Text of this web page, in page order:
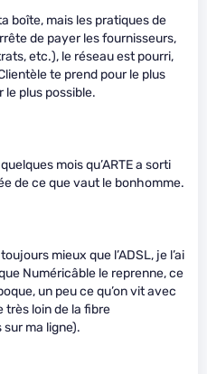
boîte, mais les pratiques de
de payer les fournisseurs,
etc.), le réseau est pourri,
te prend pour le plus
le plus possible.
mois qu’ARTE a sorti
de ce que vaut le bonhomme.
mieux que l’ADSL, je l’ai
Numéricâble le reprenne, ce
un peu ce qu’on vit avec
très loin de la fibre
ma ligne).